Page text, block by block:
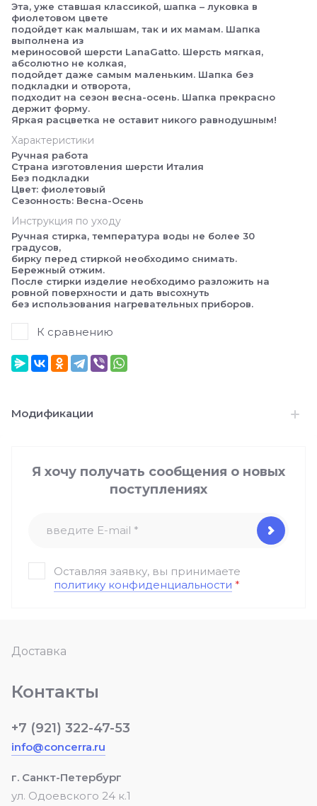
Эта, уже ставшая классикой, шапка – луковка в
фиолетовом цвете
подойдет как малышам, так и их мамам. Шапка
выполнена из
мериносовой шерсти LanaGatto. Шерсть мягкая,
абсолютно не колкая,
подойдет даже самым маленьким. Шапка без
подкладки и отворота,
подходит на сезон весна-осень. Шапка прекрасно
держит форму.
Яркая расцветка не оставит никого равнодушным!
Характеристики
Ручная работа
Страна изготовления шерсти Италия
Без подкладки
Цвет: фиолетовый
Сезонность: Весна-Осень
Инструкция по уходу
Ручная стирка, температура воды не более 30
градусов,
бирку перед стиркой необходимо снимать.
Бережный отжим.
После стирки изделие необходимо разложить на
ровной поверхности и дать высохнуть
без использования нагревательных приборов.
К сравнению
Модификации
Доставка
Контакты
+7 (921) 322-47-53
info@concerra.ru
г. Санкт-Петербург
ул. Одоевского 24 к.1
Я хочу получать сообщения о новых
поступлениях
Оставляя заявку, вы принимаете
политику конфиденциальности *